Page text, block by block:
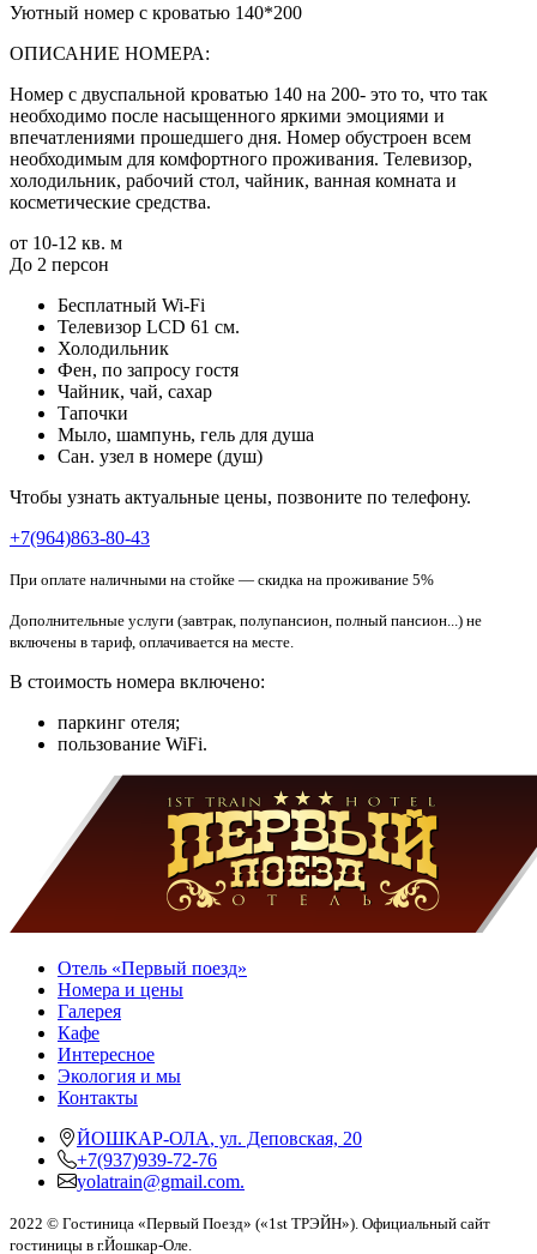
Уютный номер с кроватью 140*200
ОПИСАНИЕ НОМЕРА:
Номер с двуспальной кроватью 140 на 200- это то, что так
необходимо после насыщенного яркими эмоциями и
впечатлениями прошедшего дня. Номер обустроен всем
необходимым для комфортного проживания. Телевизор,
холодильник, рабочий стол, чайник, ванная комната и
косметические средства.
от 10-12 кв. м
До 2 персон
Бесплатный Wi-Fi
Телевизор LCD 61 см.
Холодильник
Фен, по запросу гостя
Чайник, чай, сахар
Тапочки
Мыло, шампунь, гель для душа
Сан. узел в номере (душ)
Чтобы узнать актуальные цены, позвоните по телефону.
+7(964)863-80-43
При оплате наличными на стойке — скидка на проживание 5%
Дополнительные услуги (завтрак, полупансион, полный пансион...) не
включены в тариф, оплачивается на месте.
В стоимость номера включено:
паркинг отеля;
пользование WiFi.
Отель «Первый поезд»
Номера и цены
Галерея
Кафе
Интересное
Экология и мы
Контакты
ЙОШКАР-ОЛА, ул. Деповская, 20
+7(937)939-72-76
yolatrain@gmail.com.
2022 © Гостиница «Первый Поезд» («1st ТРЭЙН»). Официальный сайт
гостиницы в г.Йошкар-Оле.